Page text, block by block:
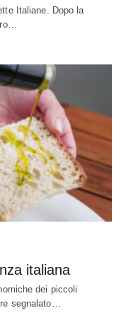
Italiane. Dopo la
italiana
dei piccoli
segnalato…